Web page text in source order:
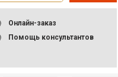
Онлайн-заказ
Помощь консультантов